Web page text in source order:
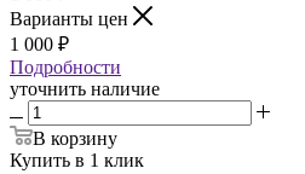
Варианты цен
1 000 ₽
Подробности
уточнить наличие
В корзину
Купить в 1 клик